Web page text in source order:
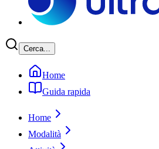
Cerca...
Home
Guida rapida
Home
Modalità